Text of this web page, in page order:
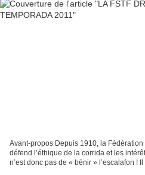
Avant-propos Depuis 1910, la
défend l’éthique de la corrida et les
n’est donc pas de « bénir » l’escalafon !